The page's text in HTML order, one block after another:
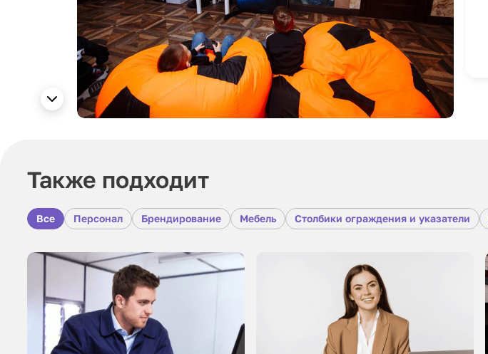
Также подходит
Все Персонал Брендирование Мебель Столбики ограждения и указатели